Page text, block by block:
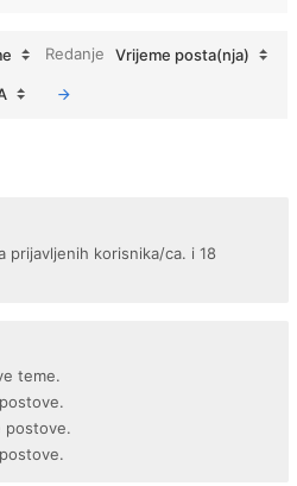
Redanje Vrijeme posta(nja)
prijavljenih korisnika/ca. i 18
teme.
postove.